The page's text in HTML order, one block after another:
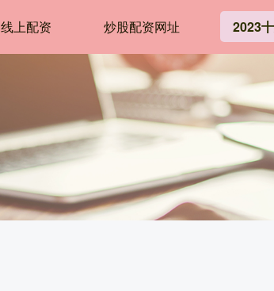
线上配资 炒股配资网址 2023